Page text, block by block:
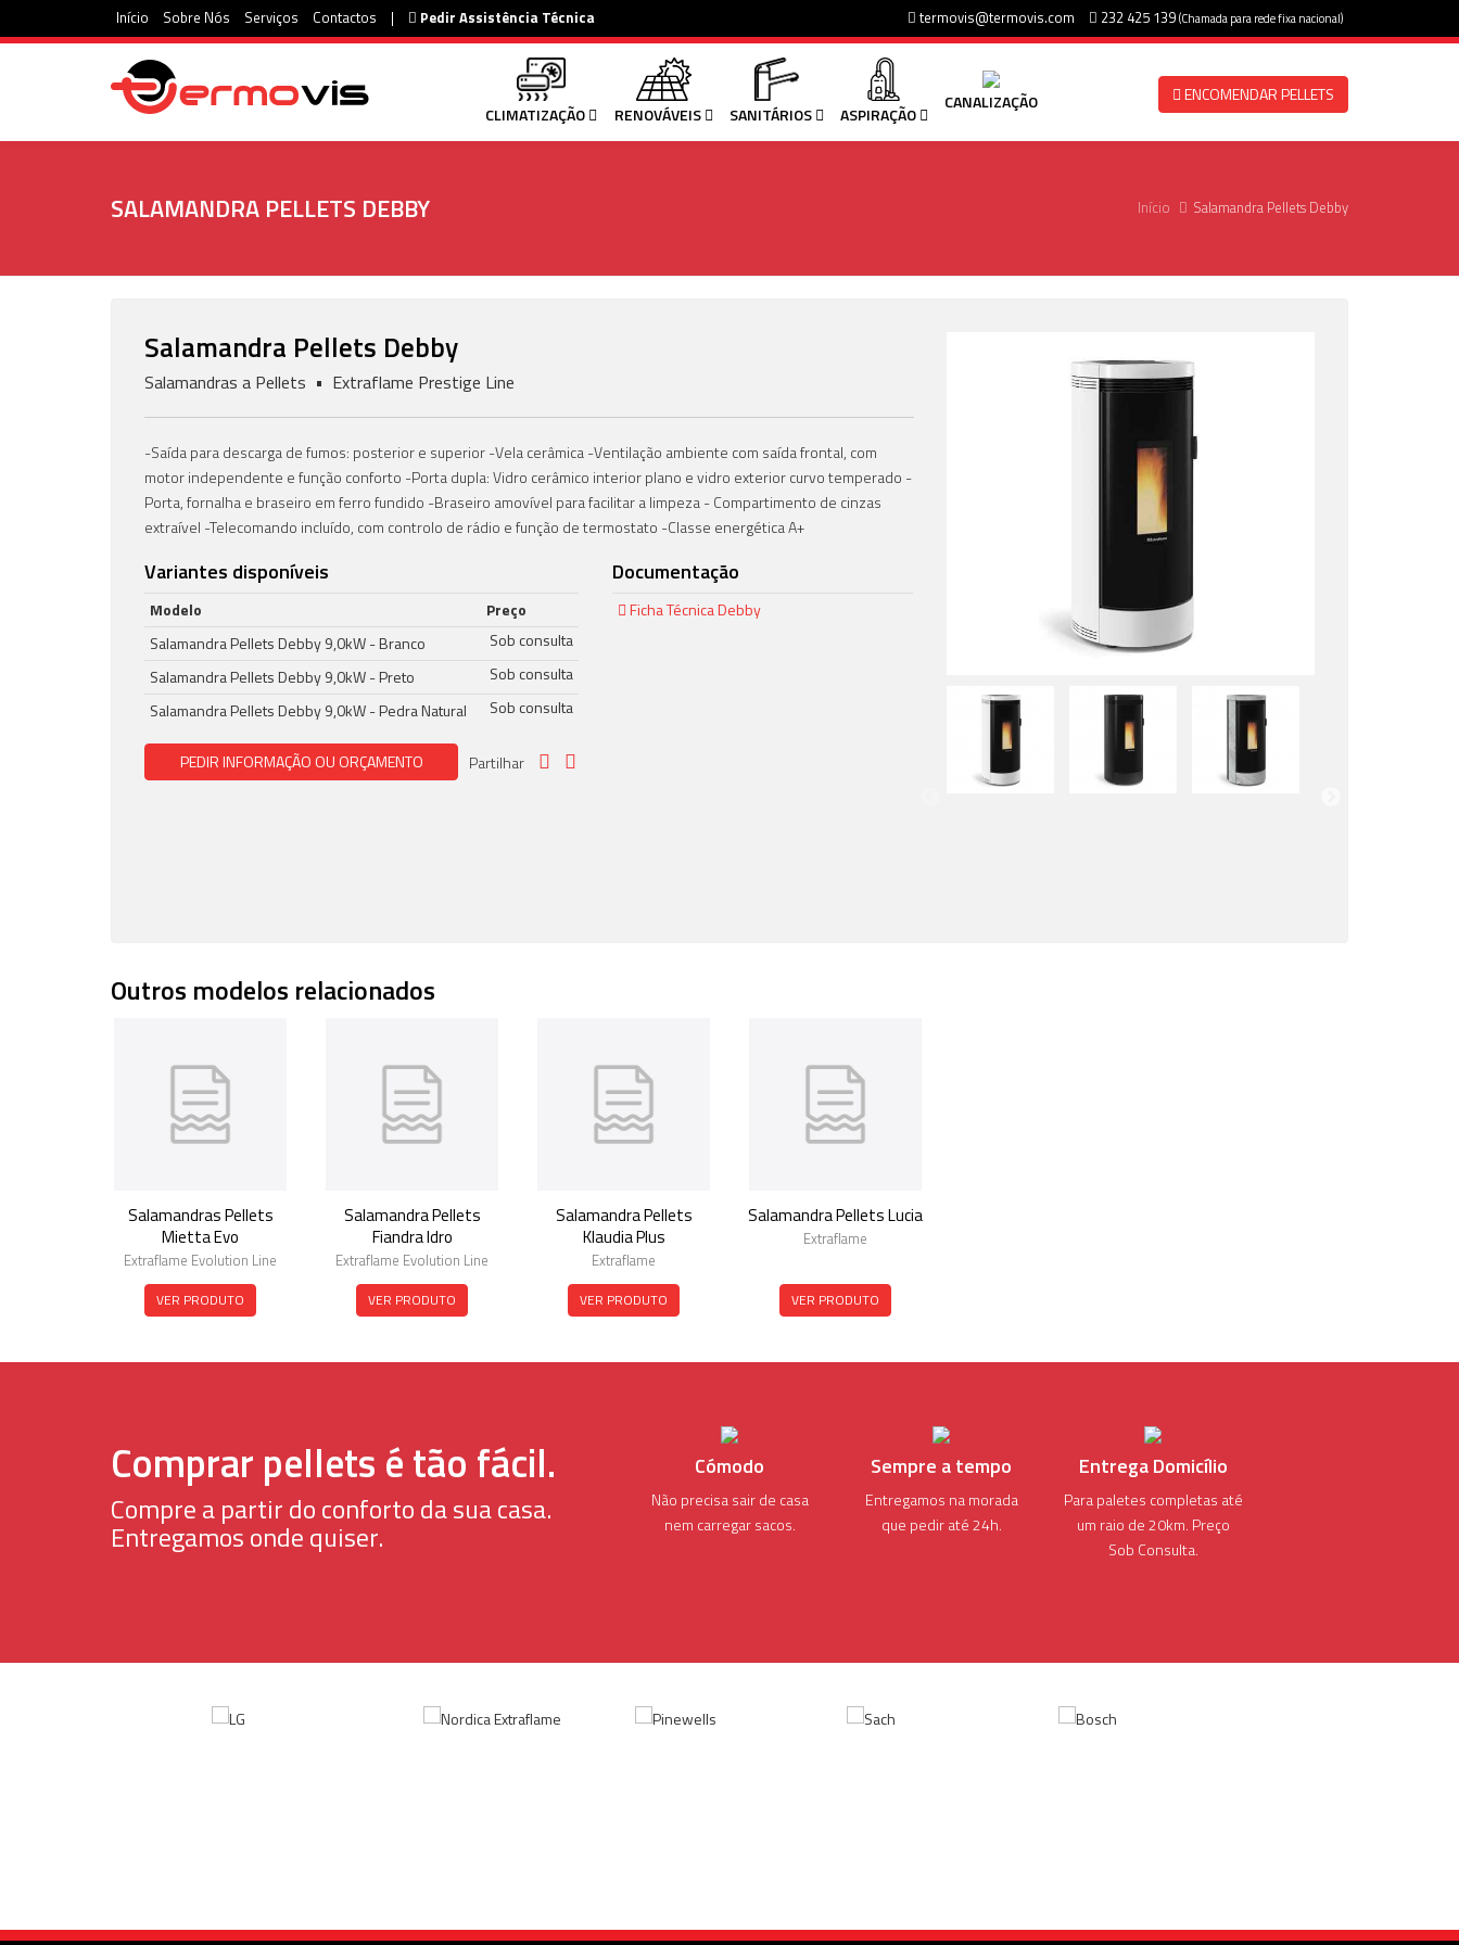
Início Sobre Nós Serviços Contactos | Pedir Assistência Técnica termovis@termovis.com 232 425 139(Chamada para rede fixa nacional)
CLIMATIZAÇÃO RENOVÁVEIS SANITÁRIOS ASPIRAÇÃO
CANALIZAÇÃO ENCOMENDAR PELLETS
Início Salamandra Pellets Debby
SALAMANDRA PELLETS DEBBY
Salamandra Pellets Debby
Salamandras a Pellets • Extraflame Prestige Line
-Saída para descarga de fumos: posterior e superior -Vela cerâmica -Ventilação ambiente com saída frontal, com
motor independente e função conforto -Porta dupla: Vidro cerâmico interior plano e vidro exterior curvo temperado -
Porta, fornalha e braseiro em ferro fundido -Braseiro amovível para facilitar a limpeza - Compartimento de cinzas
extraível -Telecomando incluído, com controlo de rádio e função de termostato -Classe energética A+
Variantes disponíveis
Modelo
Preço
Salamandra Pellets Debby 9,0kW - Branco
Sob consulta
Salamandra Pellets Debby 9,0kW - Preto
Sob consulta
Salamandra Pellets Debby 9,0kW - Pedra Natural
Sob consulta
Documentação
Ficha Técnica Debby
PEDIR INFORMAÇÃO OU ORÇAMENTO Partilhar
Outros modelos relacionados
Salamandras Pellets
Mietta Evo
Extraflame Evolution Line
VER PRODUTO
Salamandra Pellets
Fiandra Idro
Extraflame Evolution Line
VER PRODUTO
Salamandra Pellets
Klaudia Plus
Extraflame
VER PRODUTO
Salamandra Pellets Lucia
Extraflame
VER PRODUTO
Comprar pellets é tão fácil.
Compre a partir do conforto da sua casa.
Entregamos onde quiser.
Cómodo
Não precisa sair de casa
nem carregar sacos.
Sempre a tempo
Entregamos na morada
que pedir até 24h.
Entrega Domicílio
Para paletes completas até
um raio de 20km. Preço
Sob Consulta.